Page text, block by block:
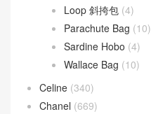
Loop 斜挎包 (4)
Parachute Bag (10)
Sardine Hobo (4)
Wallace Bag (10)
Celine (340)
Chanel (669)